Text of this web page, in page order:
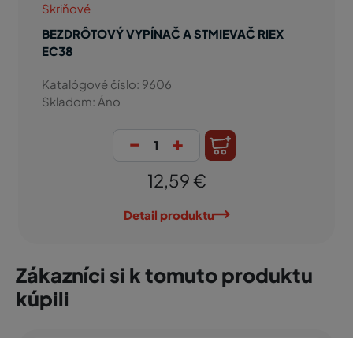
Skriňové
BEZDRÔTOVÝ VYPÍNAČ A STMIEVAČ RIEX
EC38
Katalógové číslo: 9606
Skladom: Áno
- +
12,59 €
Detail produktu
Zákazníci si k tomuto produktu
kúpili